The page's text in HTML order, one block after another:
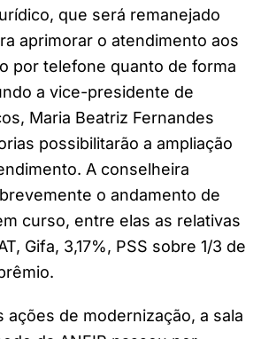
que será remanejado
aprimorar o atendimento aos
por telefone quanto de forma
a vice-presidente de
Maria Beatriz Fernandes
possibilitarão a ampliação
A conselheira
o andamento de
curso, entre elas as relativas
Gifa, 3,17%, PSS sobre 1/3 de
ações de modernização, a sala